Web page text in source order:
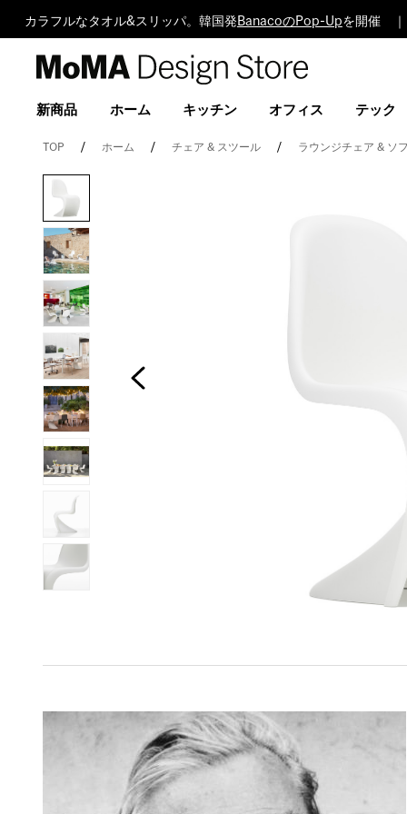
カラフルなタオル&スリッパ。韓国発 BanacoのPop-Upを開催
Design
新商品 ホーム キッチン オフィス テック
TOP ホーム チェア & スツール ラウンジチェア & ソ